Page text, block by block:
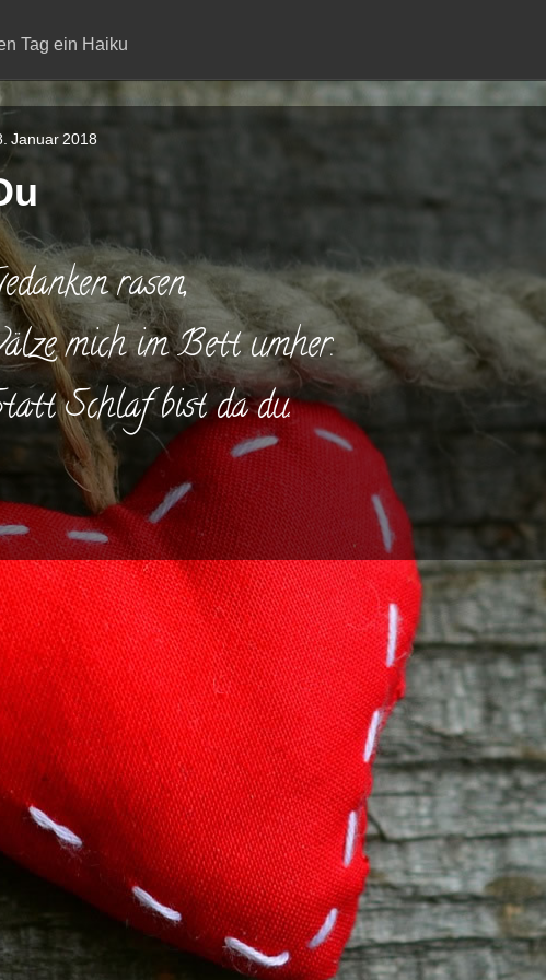
Tag ein Haiku
Januar 2018
rasen,
mich im Bett umher.
Schlaf bist da du.